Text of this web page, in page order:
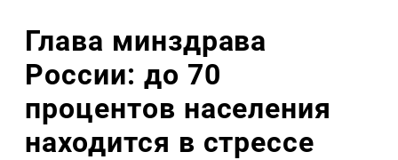
Глава минздрава
России: до 70
процентов населения
находится в стрессе